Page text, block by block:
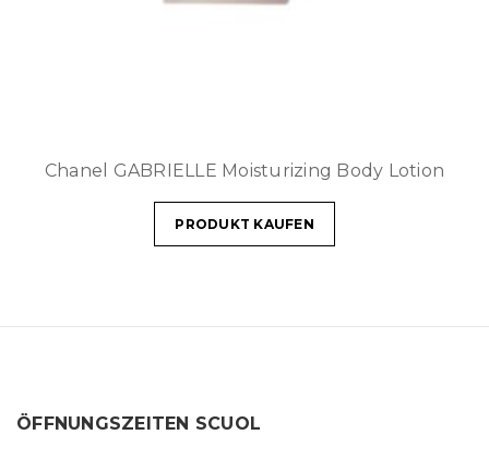
Chanel GABRIELLE Moisturizing Body Lotion
PRODUKT KAUFEN
ÖFFNUNGSZEITEN SCUOL